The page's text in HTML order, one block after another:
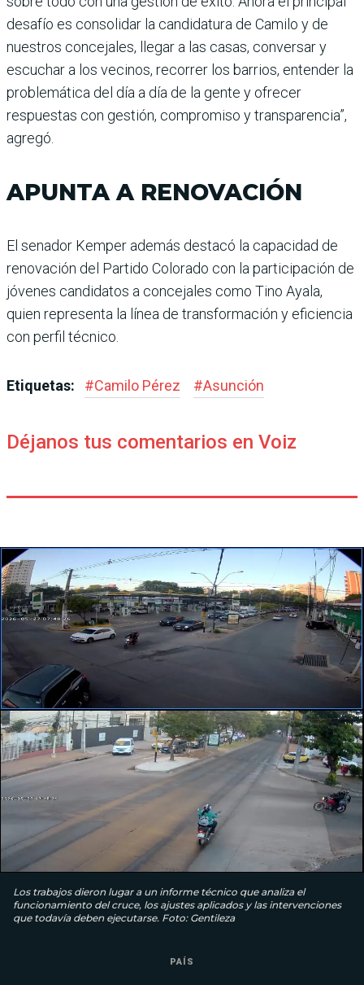
desafío es consolidar la candidatura de Camilo y de
nuestros concejales, llegar a las casas, conversar y
escuchar a los vecinos, recorrer los barrios, entender la
problemática del día a día de la gente y ofrecer
respuestas con gestión, compromiso y transparencia”,
agregó.
APUNTA A RENOVACIÓN
El senador Kemper además destacó la capacidad de
renovación del Partido Colorado con la participación de
jóvenes candidatos a concejales como Tino Ayala,
quien representa la línea de transformación y eficiencia
con perfil técnico.
Etiquetas: #Camilo Pérez #Asunción
Déjanos tus comentarios en Voiz
Los trabajos dieron lugar a un informe técnico que analiza el
funcionamiento del cruce, los ajustes aplicados y las intervenciones
que todavía deben ejecutarse. Foto: Gentileza
PAÍS